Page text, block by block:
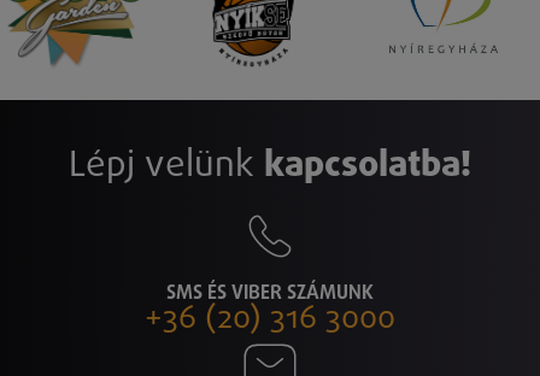
Lépj velünk kapcsolatba!
SMS ÉS VIBER SZÁMUNK
+36 (20) 316 3000